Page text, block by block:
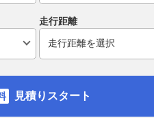
走行距離
見積りスタート